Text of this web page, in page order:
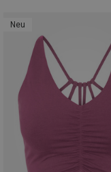
Neu